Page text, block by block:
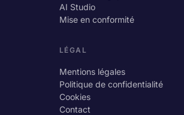
AI Studio
Mise en conformité
LÉGAL
Mentions légales
Politique de confidentialité
Cookies
Contact